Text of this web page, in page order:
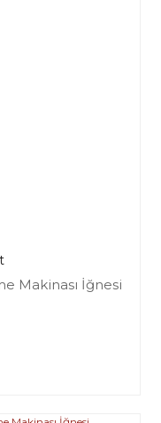
Makinası İğnesi